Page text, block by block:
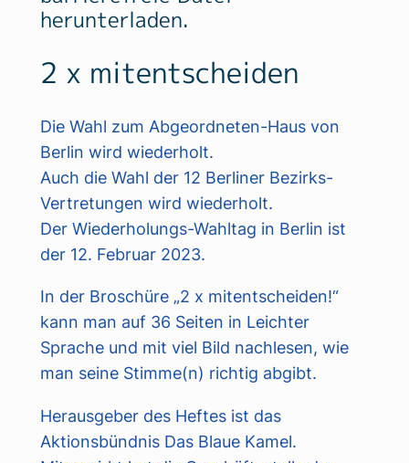
herunterladen.
2 x mitentscheiden
Die Wahl zum Abgeordneten-Haus von
Berlin wird wiederholt.
Auch die Wahl der 12 Berliner Bezirks-
Vertretungen wird wiederholt.
Der Wiederholungs-Wahltag in Berlin ist
der 12. Februar 2023.
In der Broschüre „2 x mitentscheiden!“
kann man auf 36 Seiten in Leichter
Sprache und mit viel Bild nachlesen, wie
man seine Stimme(n) richtig abgibt.
Herausgeber des Heftes ist das
Aktionsbündnis Das Blaue Kamel.